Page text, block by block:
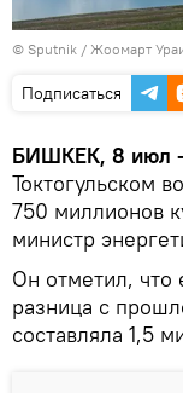
© Sputnik / Жоомарт
Подписаться
БИШКЕК, 8 июл
Токтогульском
750 миллионов
министр
Он отметил, что
разница с
составляла 1,5